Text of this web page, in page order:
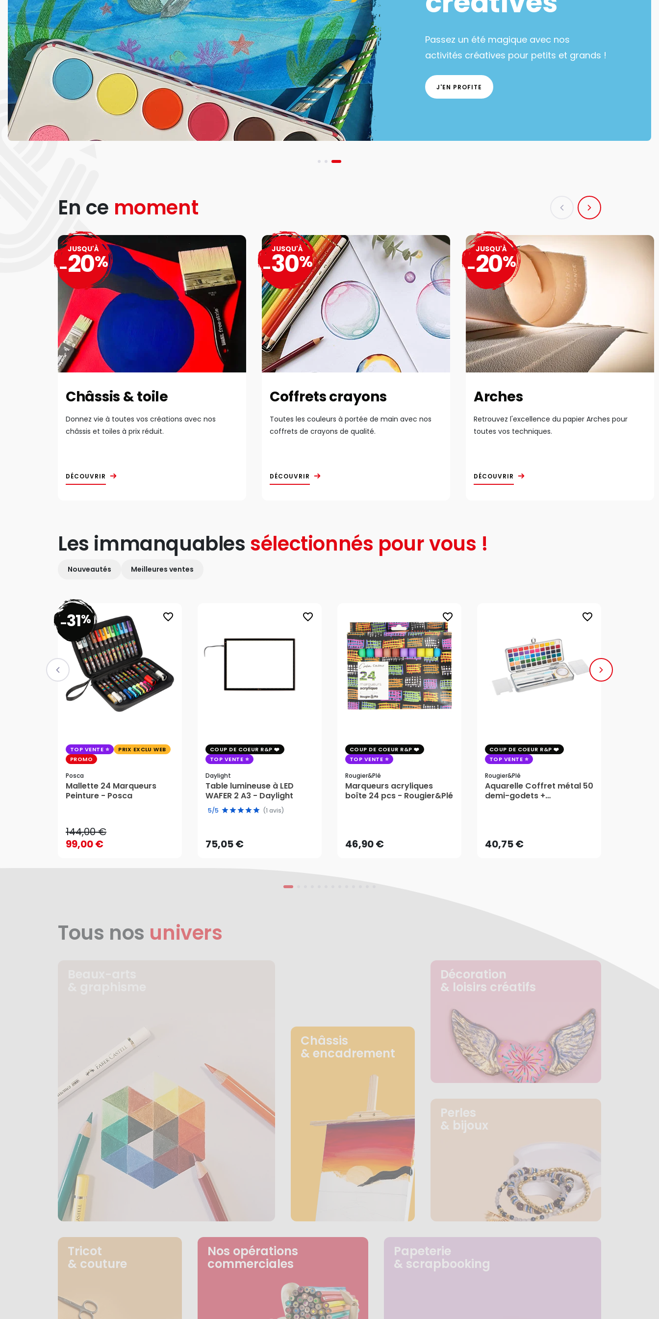
Exclu web - Gros volumes à petits prix
artistique.
En ce moment
Châssis & toile
Donnez vie à toutes vos créations avec nos
châssis et toiles à prix réduit.
DÉCOUVRIR
JUSQU'À
-20%
Coffrets crayons
Toutes les couleurs à portée de main avec nos
coffrets de crayons de qualité.
DÉCOUVRIR
JUSQU'À
-30%
Arches
Retrouvez l'excellence du papier Arches pour
toutes vos techniques.
DÉCOUVRIR
JUSQU'À
-20%
Les immanquables sélectionnés pour vous !
Nouveautés Meilleures ventes
favorite_border
-31%
TOP VENTE
PRIX EXCLU WEB
PROMO
Posca
Mallette 24 Marqueurs
Peinture - Posca
144,00 €
99,00 €
144,00 €
favorite_border
COUP DE COEUR R&P
TOP VENTE
Daylight
Table lumineuse à LED
WAFER 2 A3 - Daylight
5/5 (1 avis)
75,05 €
75,05 €
favorite_border
COUP DE COEUR R&P
TOP VENTE
Rougier&plé
Marqueurs acryliques
boîte 24 pcs - Rougier&Plé
46,90 €AJOUTER AU PANIER
favorite_border
COUP DE COEUR R&P
TOP VENTE
Rougier&plé
Aquarelle Coffret métal 50
demi-godets +
40,75 €AJOUTER AU PANIER
Tous nos univers
Châssis
& encadrement
Décoration
& loisirs créatifs
Perles
& bijoux
Tricot
& couture
Nos opérations
commerciales
Papeterie
& scrapbooking